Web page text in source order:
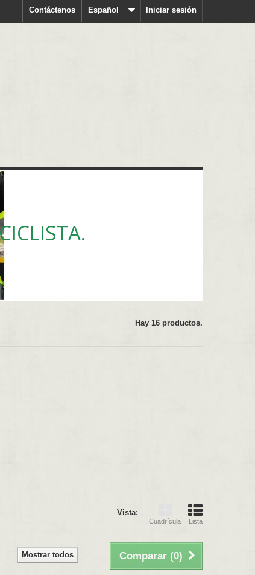
Iniciar sesión
Español
Contáctenos
Hay 16 productos.
Vista:
Cuadrícula Lista
Comparar (0)
Mostrar todos